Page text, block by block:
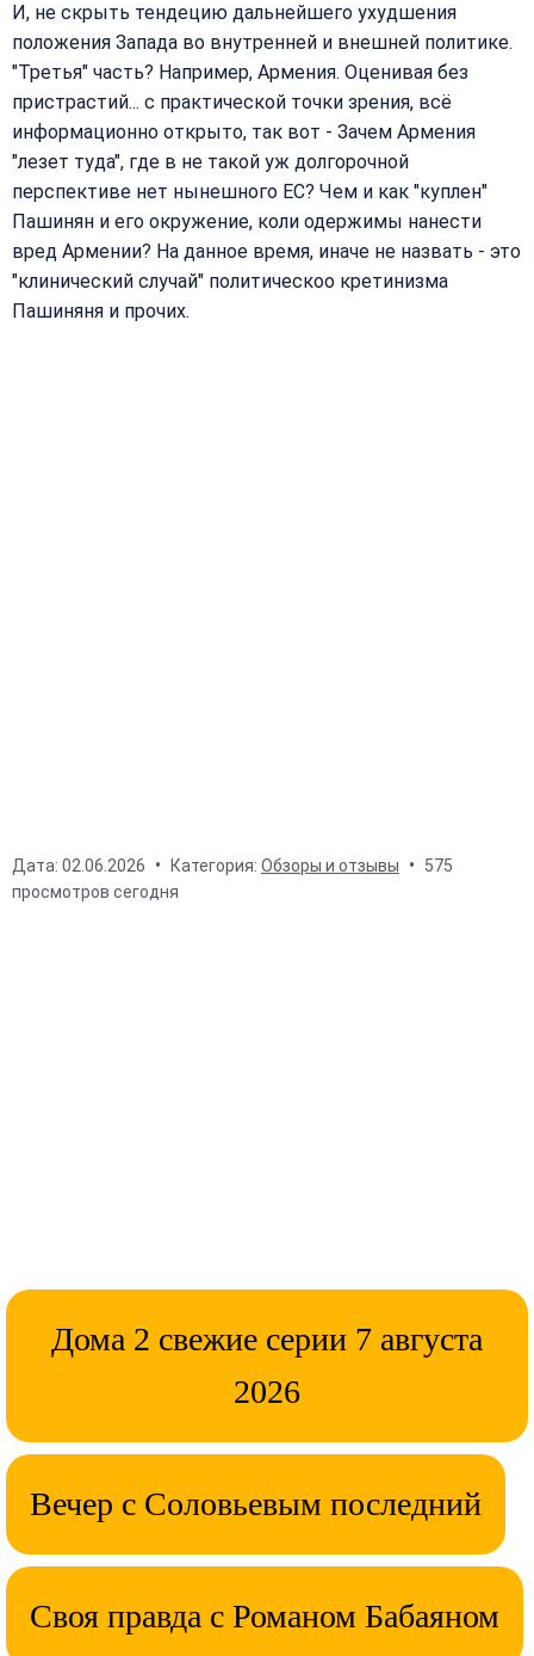
И, не скрыть тендецию дальнейшего ухудшения
положения Запада во внутренней и внешней политике.
"Третья" часть? Например, Армения. Оценивая без
пристрастий... с практической точки зрения, всё
информационно открыто, так вот - Зачем Армения
"лезет туда", где в не такой уж долгорочной
перспективе нет нынешного ЕС? Чем и как "куплен"
Пашинян и его окружение, коли одержимы нанести
вред Армении? На данное время, иначе не назвать - это
"клинический случай" политическоо кретинизма
Пашиняня и прочих.
Дата: 02.06.2026 Категория: Обзоры и отзывы
575
просмотров сегодня
Дома 2 свежие серии 7 августа
2026
Вечер с Соловьевым последний
Своя правда с Романом Бабаяном